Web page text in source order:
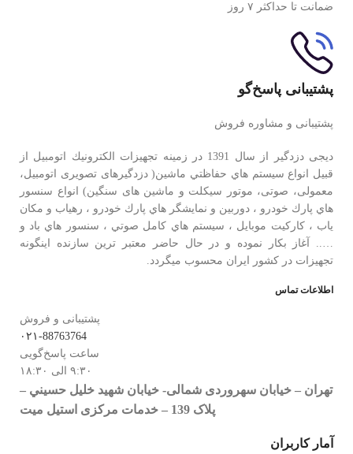
ضمانت تا حداکثر ۷ روز
پشتیبانی پاسخ‌گو
پشتیبانی و مشاوره فروش
دیجی دزدگیر از سال 1391 در زمينه تجهيزات الكترونيك اتومبیل از
قبيل انواع سيستم هاي حفاظتي ماشین( دزدگيرهای تصویری اتومبیل،
معمولی، صوتی، موتور سیکلت و ماشین های سنگین) انواع سنسور
هاي پارك خودرو ، دوربين و نمايشگر هاي پارك خودرو ، رهياب و مكان
ياب ، كاركيت موبايل ، سيستم هاي كامل صوتي ، سنسور هاي باد و
….. آغاز بكار نموده و در حال حاضر معتبر ترين سازنده اينگونه
تجهيزات در كشور ایران محسوب ميگردد.
اطلاعات تماس
پشتیبانی و فروش
۰۲۱-88763764
ساعت پاسخ‌گویی
۹:۳۰ الی ۱۸:۳۰
تهران – خيابان سهروردی شمالی- خيابان شهيد خليل حسيني –
پلاک 139 – خدمات مرکزی استیل میت
آمار کاربران